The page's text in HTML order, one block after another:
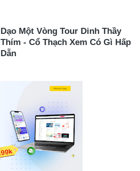
Dạo Một Vòng Tour Dinh Thầy
Thím - Cổ Thạch Xem Có Gì Hấp
Dẫn